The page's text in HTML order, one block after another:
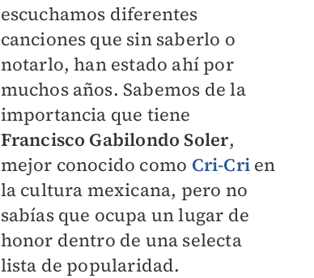
escuchamos diferentes
canciones que sin saberlo o
notarlo, han estado ahí por
muchos años. Sabemos de la
importancia que tiene
Francisco Gabilondo Soler,
mejor conocido como Cri-Crien
la cultura mexicana, pero no
sabías que ocupa un lugar de
honor dentro de una selecta
lista de popularidad.